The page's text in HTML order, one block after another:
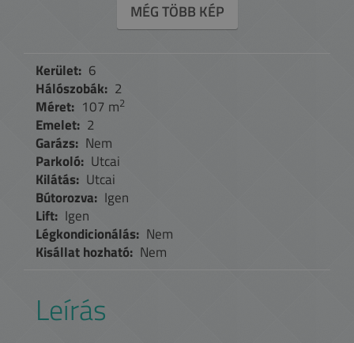
MÉG TÖBB KÉP
Kerület: 6
Hálószobák: 2
Méret: 107 m2
Emelet: 2
Garázs: Nem
Parkoló: Utcai
Kilátás: Utcai
Bútorozva: Igen
Lift: Igen
Légkondicionálás: Nem
Kisállat hozható: Nem
Leírás